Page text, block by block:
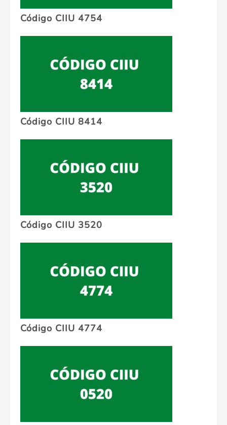
Código CIIU 4754
Código CIIU 8414
Código CIIU 3520
Código CIIU 4774